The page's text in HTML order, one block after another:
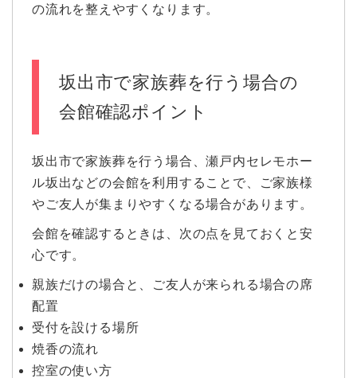
の流れを整えやすくなります。
坂出市で家族葬を行う場合の
会館確認ポイント
坂出市で家族葬を行う場合、瀬戸内セレモホー
ル坂出などの会館を利用することで、ご家族様
やご友人が集まりやすくなる場合があります。
会館を確認するときは、次の点を見ておくと安
心です。
親族だけの場合と、ご友人が来られる場合の席
配置
受付を設ける場所
焼香の流れ
控室の使い方